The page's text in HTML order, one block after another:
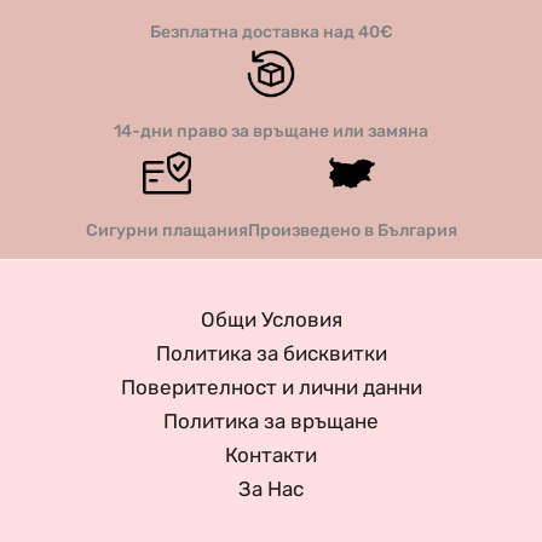
Безплатна доставка над 40€
14-дни право за връщане или замяна
Сигурни плащанияПроизведено в България
Общи Условия
Политика за бисквитки
Поверителност и лични данни
Политика за връщане
Контакти
За Нас